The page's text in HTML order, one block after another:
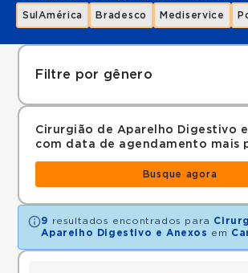
SulAmérica Bradesco Mediservice
Filtre por gênero
Cirurgião de Aparelho Digestivo
com data de agendamento mais
Busque agora
9 resultados encontrados para
Aparelho Digestivo e Anexos em